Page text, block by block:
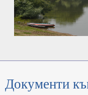
Документи